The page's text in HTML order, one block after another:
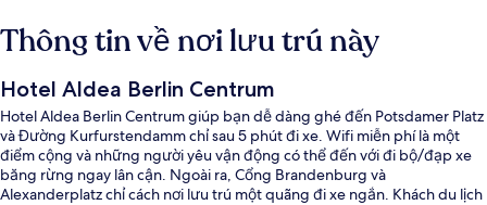
Thông tin về nơi lưu trú này
Hotel Aldea Berlin Centrum
Hotel Aldea Berlin Centrum giúp bạn dễ dàng ghé đến Potsdamer Platz
và Đường Kurfurstendamm chỉ sau 5 phút đi xe. Wifi miễn phí là một
điểm cộng và những người yêu vận động có thể đến với đi bộ/đạp xe
băng rừng ngay lân cận. Ngoài ra, Cổng Brandenburg và
Alexanderplatz chỉ cách nơi lưu trú một quãng đi xe ngắn. Khách du lịch